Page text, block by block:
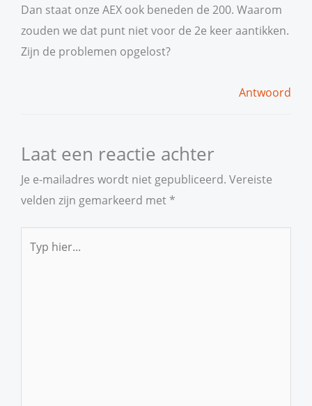
Dan staat onze AEX ook beneden de 200. Waarom
zouden we dat punt niet voor de 2e keer aantikken.
Zijn de problemen opgelost?
Antwoord
Laat een reactie achter
Je e-mailadres wordt niet gepubliceerd. Vereiste
velden zijn gemarkeerd met *
hier...